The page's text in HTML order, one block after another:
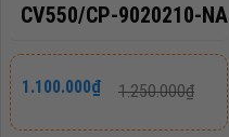
CV550/CP-9020210-NA
1.250.000₫
Giá
gốc
1.250.000₫.
1.100.000₫
Giá
hiện
là: